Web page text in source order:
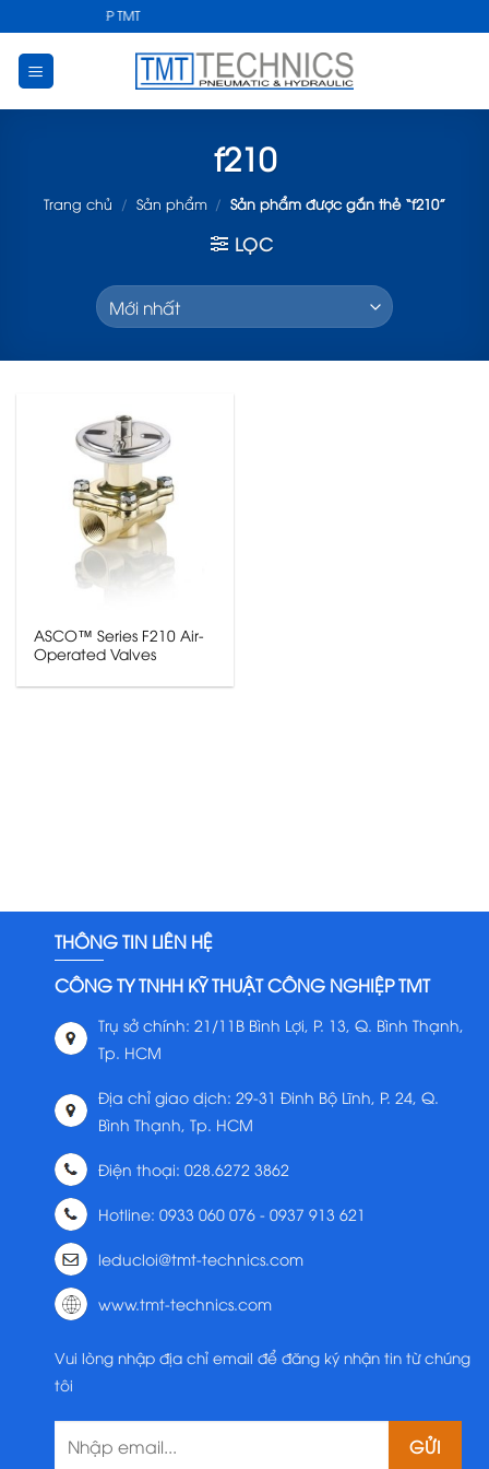
to
content
CÔNG NGHIỆP TMT
f210
Trang chủ / Sản phẩm / Sản phẩm được gắn thẻ “f210”
LỌC
ASCO™ Series F210 Air-
Operated Valves
THÔNG TIN LIÊN HỆ
CÔNG TY TNHH KỸ THUẬT CÔNG NGHIỆP TMT
Trụ sở chính: 21/11B Bình Lợi, P. 13, Q. Bình Thạnh,
Tp. HCM
Địa chỉ giao dịch: 29-31 Đinh Bộ Lĩnh, P. 24, Q.
Bình Thạnh, Tp. HCM
Điện thoại: 028.6272 3862
Hotline: 0933 060 076 - 0937 913 621
leducloi@tmt-technics.com
www.tmt-technics.com
Vui lòng nhập địa chỉ email để đăng ký nhận tin từ chúng
tôi